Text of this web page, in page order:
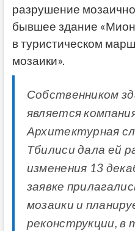
разрушение
бывшее здание
в туристическом
мозаики».
Собственником
является
Архитектурная
Тбилиси дала ей
изменения 13
заявке
мозаики и
реконструкции, в